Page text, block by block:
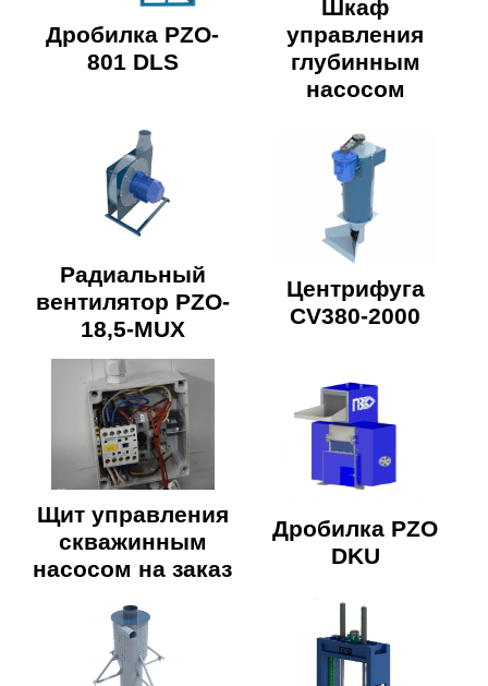
Дробилка PZO-
801 DLS
Шкаф
управления
глубинным
насосом
Радиальный
вентилятор PZO-
18,5-MUX
Центрифуга
CV380-2000
Щит управления
скважинным
насосом на заказ
Дробилка PZO
DKU